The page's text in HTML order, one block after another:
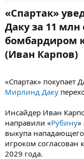
«Спартак»
Даку за 11
бомбардиром
(Иван Карпов)​
«Спартак» покупает
Мирлинд Даку
Инсайдер Иван
направили «Рубину»
выкупа
игроком согласован
2029 года.